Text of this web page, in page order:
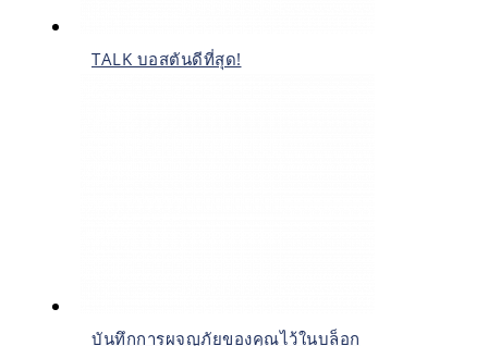
TALK บอสตันดีที่สุด!
บันทึกการผจญภัยของคุณไว้ในบล็อก